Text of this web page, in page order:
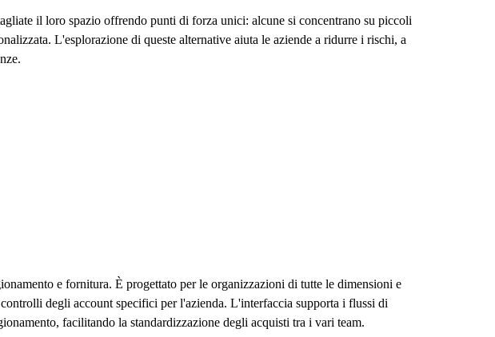
il loro spazio offrendo punti di forza unici: alcune si concentrano su piccoli
L'esplorazione di queste alternative aiuta le aziende a ridurre i rischi, a
e fornitura. È progettato per le organizzazioni di tutte le dimensioni e
degli account specifici per l'azienda. L'interfaccia supporta i flussi di
facilitando la standardizzazione degli acquisti tra i vari team.